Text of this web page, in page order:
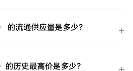
也可以通过区块
或者用于交易其
倍做多短期 VIX
的流通供应量是多少？
历史最高价是多少？